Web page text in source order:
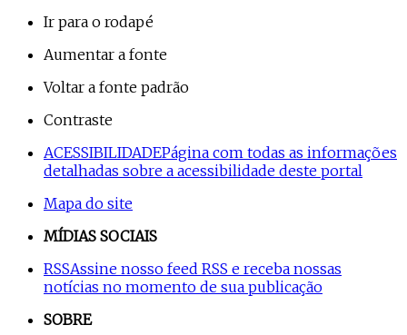
Ir para o rodapé
Aumentar a fonte
Voltar a fonte padrão
Contraste
ACESSIBILIDADEPágina com todas as informações
detalhadas sobre a acessibilidade deste portal
Mapa do site
MÍDIAS SOCIAIS
RSSAssine nosso feed RSS e receba nossas
notícias no momento de sua publicação
SOBRE